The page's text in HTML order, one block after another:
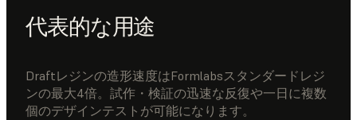
代表的な用途
Draftレジンの造形速度はFormlabsスタンダードレジ
ンの最大4倍。試作・検証の迅速な反復や一日に複数
個のデザインテストが可能になります。